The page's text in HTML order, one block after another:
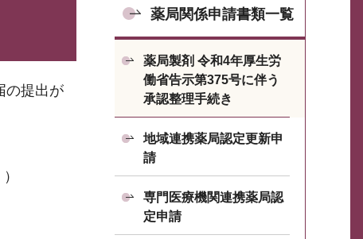
の提出が
薬局関係申請書類一覧
薬局製剤 令和4年厚生労
働省告示第375号に伴う
承認整理手続き
地域連携薬局認定更新申
請
専門医療機関連携薬局認
定申請